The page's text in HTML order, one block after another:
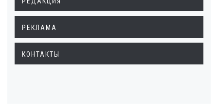
РЕКЛАМА
КОНТАКТЫ